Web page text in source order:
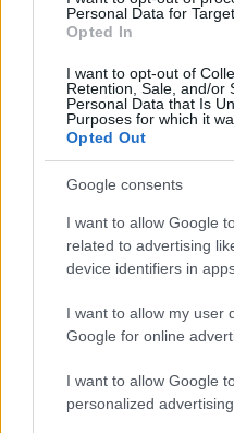
Personal Data for
Opted In
I want to opt-out of
Retention, Sale, and/or
Personal Data that Is
Purposes for which it
Opted Out
Google consents
I want to allow Google
related to advertising
device identifiers in
I want to allow my user
Google for online
I want to allow Google
personalized advertising.
Ο Πούτιν κάνει
Στρατηγών του
ΣΑΝ ΣΗΜΕΡΑ – 7